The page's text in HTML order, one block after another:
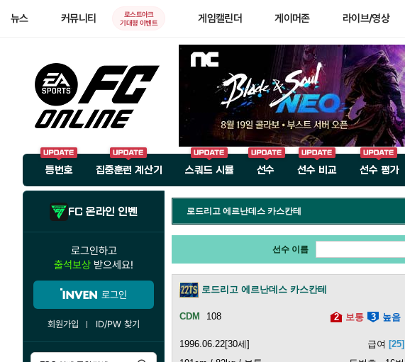
뉴스 커뮤니티
로스트아크
기대평 이벤트
게임캘린더 게이머존 라이브/영상
등번호 집중훈련 계산기 스쿼드 시뮬 선수 선수 비교 선수 평가
FC 온라인 인벤
로그인하고
출석보상 받으세요!
로그인
회원가입 ID/PW 찾기
로드리고 에르난데스 카스칸테
선수 이름
로드리고 에르난데스 카스칸테
108 2 보통 3 높음
1996.06.22[30세] 급여 [25]